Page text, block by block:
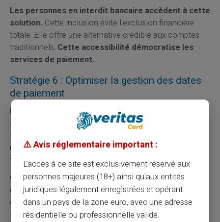
Les personnes en interdit bancaire accèdent à cette
solution. Cette inclusion évite l'exclusion financière
totale. Elle offre une alternative crédible aux comptes
traditionnels. Cette accessibilité démocratise les
services de paiement.
Stratégie 6 : Optimiser la gestion des dates
de paiement
Décalez vos prélèvements après la réception du
salaire.
Cette synchronisation évite les découverts
temporaires. La plupart des créanciers acceptent cette
modification.Cette organisation sécurise votre
trésorerie mensuelle.
Groupez les paiements sur une même période.
concentration facilite la surveillance et la provision. Elle
évite les oublis et les surprises.Cette méthode
simplifie la gestion budgétaire.
⚠️ Avis réglementaire important :
L'accès à ce site est exclusivement réservé aux
personnes majeures (18+) ainsi qu'aux entités
juridiques légalement enregistrées et opérant
dans un pays de la zone euro, avec une adresse
résidentielle ou professionnelle valide.